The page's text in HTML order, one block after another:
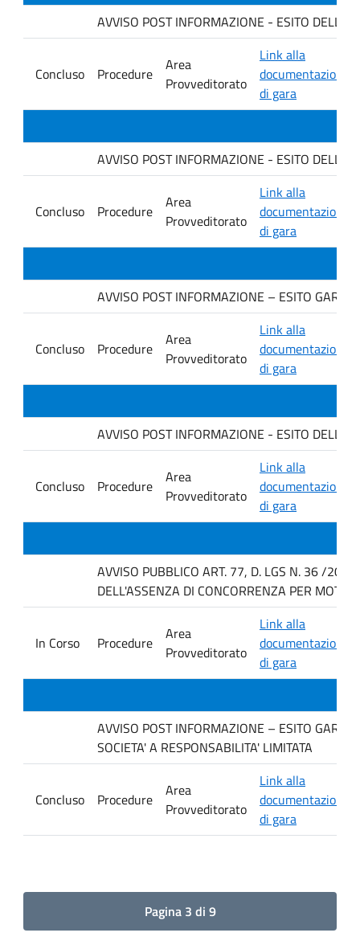
AVVISO POST INFORMAZIONE - ESITO
Concluso Procedure
Area
Provveditorato
Link alla
documentazione
di gara
AVVISO POST INFORMAZIONE - ESITO DELLA
Concluso Procedure
Area
Provveditorato
Link alla
documentazione
di gara
AVVISO POST INFORMAZIONE – ESITO GARA.
Concluso Procedure
Area
Provveditorato
Link alla
documentazione
di gara
AVVISO POST INFORMAZIONE - ESITO
Concluso Procedure
Area
Provveditorato
Link alla
documentazione
di gara
AVVISO PUBBLICO ART. 77, D. LGS N. 36 /
DELL'ASSENZA DI CONCORRENZA PER MOTIVI
In Corso Procedure
Area
Provveditorato
Link alla
documentazione
di gara
AVVISO POST INFORMAZIONE – ESITO
SOCIETA' A RESPONSABILITA' LIMITATA
Concluso Procedure
Area
Provveditorato
Link alla
documentazione
di gara
Pagina 3 di 9